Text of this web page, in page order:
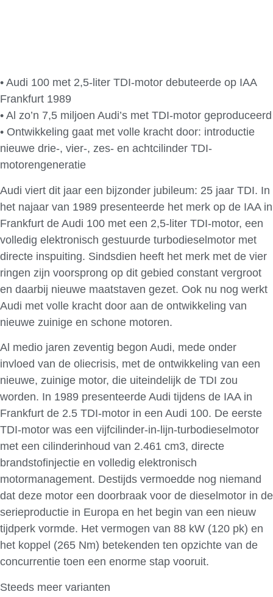
• Audi 100 met 2,5-liter TDI-motor debuteerde op IAA
Frankfurt 1989
• Al zo’n 7,5 miljoen Audi’s met TDI-motor geproduceerd
• Ontwikkeling gaat met volle kracht door: introductie
nieuwe drie-, vier-, zes- en achtcilinder TDI-
motorengeneratie
Audi viert dit jaar een bijzonder jubileum: 25 jaar TDI. In
het najaar van 1989 presenteerde het merk op de IAA in
Frankfurt de Audi 100 met een 2,5-liter TDI-motor, een
volledig elektronisch gestuurde turbodieselmotor met
directe inspuiting. Sindsdien heeft het merk met de vier
ringen zijn voorsprong op dit gebied constant vergroot
en daarbij nieuwe maatstaven gezet. Ook nu nog werkt
Audi met volle kracht door aan de ontwikkeling van
nieuwe zuinige en schone motoren.
Al medio jaren zeventig begon Audi, mede onder
invloed van de oliecrisis, met de ontwikkeling van een
nieuwe, zuinige motor, die uiteindelijk de TDI zou
worden. In 1989 presenteerde Audi tijdens de IAA in
Frankfurt de 2.5 TDI-motor in een Audi 100. De eerste
TDI-motor was een vijfcilinder-in-lijn-turbodieselmotor
met een cilinderinhoud van 2.461 cm3, directe
brandstofinjectie en volledig elektronisch
motormanagement. Destijds vermoedde nog niemand
dat deze motor een doorbraak voor de dieselmotor in de
serieproductie in Europa en het begin van een nieuw
tijdperk vormde. Het vermogen van 88 kW (120 pk) en
het koppel (265 Nm) betekenden ten opzichte van de
concurrentie toen een enorme stap vooruit.
Steeds meer varianten